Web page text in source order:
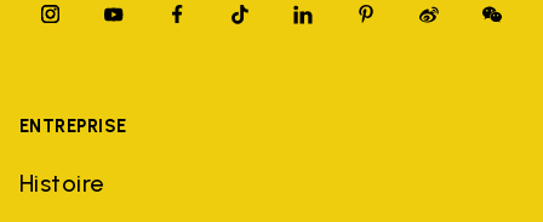
ENTREPRISE
Histoire